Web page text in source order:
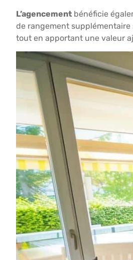
L’agencement bénéficie
de rangement
tout en apportant une valeur